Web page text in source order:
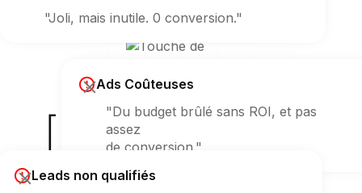
Ads Coûteuses
"Du budget brûlé sans ROI, et pas
assez
de conversion."
Leads non qualifiés
"Joli, mais inutile. 0 conversion."
[ Erreur 404 ]
sur votre croissance ?